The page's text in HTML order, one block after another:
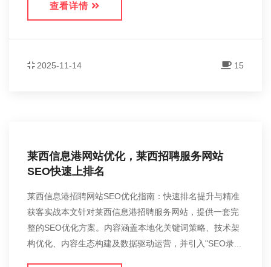
查看详情
2025-11-14 15
莱西信息港网站优化，莱西招聘服务网站
SEO快速上排名
莱西信息港招聘网站SEO优化指南：快速排名提升与精准
获客实战本文针对莱西信息港招聘服务网站，提供一套完
整的SEO优化方案。内容涵盖本地化关键词策略、技术架
构优化、内容生态构建及数据驱动运营，并引入"SEO录...